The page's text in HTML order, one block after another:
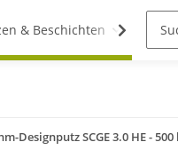
& Beschichten
Designputz SCGE 3.0 HE -